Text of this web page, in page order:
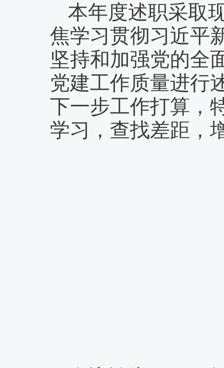
本年度述职采取
焦学习贯彻习近平
坚持和加强党的全
党建工作质量进行
下一步工作打算 ，
学习，查找差距，